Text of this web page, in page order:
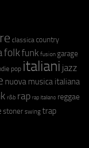
classica country
folkfunk fusion garage
pop italiani jazz
nuova musica italiana
r&b rap rap italiano reggae
stoner swing trap